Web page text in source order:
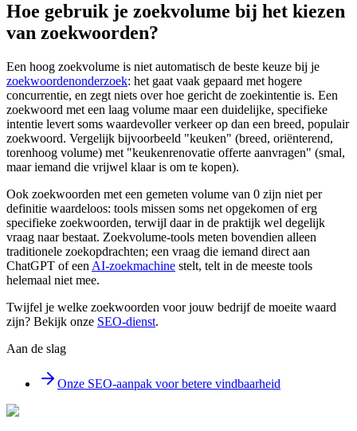
Hoe gebruik je zoekvolume bij het kiezen
van zoekwoorden?
Een hoog zoekvolume is niet automatisch de beste keuze bij je
zoekwoordenonderzoek: het gaat vaak gepaard met hogere
concurrentie, en zegt niets over hoe gericht de zoekintentie is. Een
zoekwoord met een laag volume maar een duidelijke, specifieke
intentie levert soms waardevoller verkeer op dan een breed, populair
zoekwoord. Vergelijk bijvoorbeeld "keuken" (breed, oriënterend,
torenhoog volume) met "keukenrenovatie offerte aanvragen" (smal,
maar iemand die vrijwel klaar is om te kopen).
Ook zoekwoorden met een gemeten volume van 0 zijn niet per
definitie waardeloos: tools missen soms net opgekomen of erg
specifieke zoekwoorden, terwijl daar in de praktijk wel degelijk
vraag naar bestaat. Zoekvolume-tools meten bovendien alleen
traditionele zoekopdrachten; een vraag die iemand direct aan
ChatGPT of een AI-zoekmachine stelt, telt in de meeste tools
helemaal niet mee.
Twijfel je welke zoekwoorden voor jouw bedrijf de moeite waard
zijn? Bekijk onze SEO-dienst.
Aan de slag
Onze SEO-aanpak voor betere vindbaarheid